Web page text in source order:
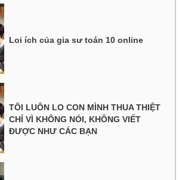
Loi ích của gia sư toán 10 online
TÔI LUÔN LO CON MÌNH THUA THIỆT
CHỈ VÌ KHÔNG NÓI, KHÔNG VIẾT
ĐƯỢC NHƯ CÁC BẠN